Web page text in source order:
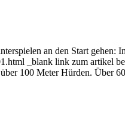
an den Start
_blank link zum artikel
100 Meter Hürden. Über